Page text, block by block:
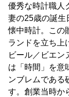
優秀な時計職人
妻の25歳の誕生
懐中時計。この
ランドを立ち上
ビール／ビエン
は「時間」を意
ンブレムである
す。創業当時か